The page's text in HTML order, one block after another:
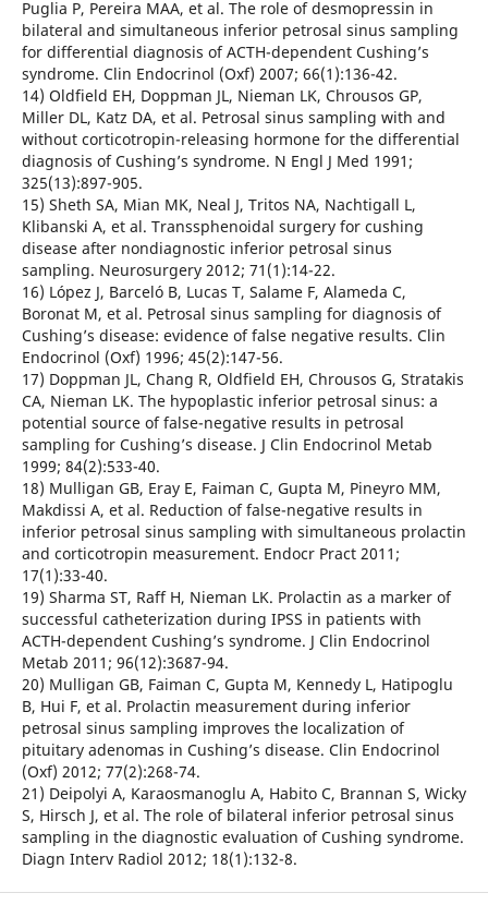
Puglia P, Pereira MAA, et al. The role of desmopressin in
bilateral and simultaneous inferior petrosal sinus sampling
for differential diagnosis of ACTH-dependent Cushing’s
syndrome. Clin Endocrinol (Oxf) 2007; 66(1):136-42.
14) Oldfield EH, Doppman JL, Nieman LK, Chrousos GP,
Miller DL, Katz DA, et al. Petrosal sinus sampling with and
without corticotropin-releasing hormone for the differential
diagnosis of Cushing’s syndrome. N Engl J Med 1991;
325(13):897-905.
15) Sheth SA, Mian MK, Neal J, Tritos NA, Nachtigall L,
Klibanski A, et al. Transsphenoidal surgery for cushing
disease after nondiagnostic inferior petrosal sinus
sampling. Neurosurgery 2012; 71(1):14-22.
16) López J, Barceló B, Lucas T, Salame F, Alameda C,
Boronat M, et al. Petrosal sinus sampling for diagnosis of
Cushing’s disease: evidence of false negative results. Clin
Endocrinol (Oxf) 1996; 45(2):147-56.
17) Doppman JL, Chang R, Oldfield EH, Chrousos G, Stratakis
CA, Nieman LK. The hypoplastic inferior petrosal sinus: a
potential source of false-negative results in petrosal
sampling for Cushing’s disease. J Clin Endocrinol Metab
1999; 84(2):533-40.
18) Mulligan GB, Eray E, Faiman C, Gupta M, Pineyro MM,
Makdissi A, et al. Reduction of false-negative results in
inferior petrosal sinus sampling with simultaneous prolactin
and corticotropin measurement. Endocr Pract 2011;
17(1):33-40.
19) Sharma ST, Raff H, Nieman LK. Prolactin as a marker of
successful catheterization during IPSS in patients with
ACTH-dependent Cushing’s syndrome. J Clin Endocrinol
Metab 2011; 96(12):3687-94.
20) Mulligan GB, Faiman C, Gupta M, Kennedy L, Hatipoglu
B, Hui F, et al. Prolactin measurement during inferior
petrosal sinus sampling improves the localization of
pituitary adenomas in Cushing’s disease. Clin Endocrinol
(Oxf) 2012; 77(2):268-74.
21) Deipolyi A, Karaosmanoglu A, Habito C, Brannan S, Wicky
S, Hirsch J, et al. The role of bilateral inferior petrosal sinus
sampling in the diagnostic evaluation of Cushing syndrome.
Diagn Interv Radiol 2012; 18(1):132-8.